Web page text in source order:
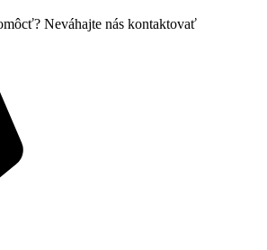
Neváhajte nás kontaktovať